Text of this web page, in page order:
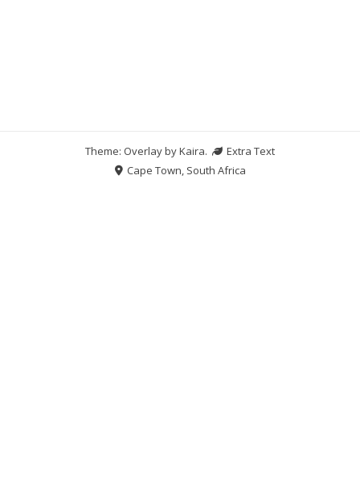
Theme: Overlay byKaira.
Extra Text
Cape Town, South Africa